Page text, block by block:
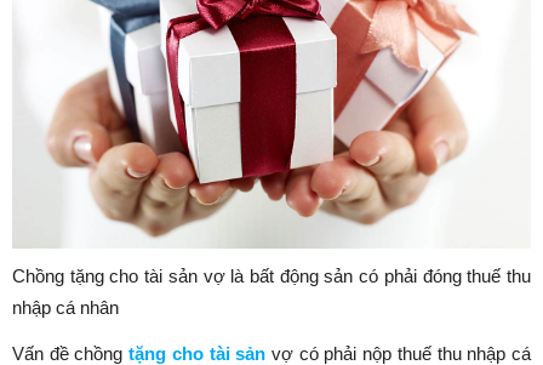
Chồng tặng cho tài sản vợ là bất động sản có phải đóng thuế thu
nhập cá nhân
Vấn đề chồngtặng cho tài sản vợ có phải nộp thuế thu nhập cá